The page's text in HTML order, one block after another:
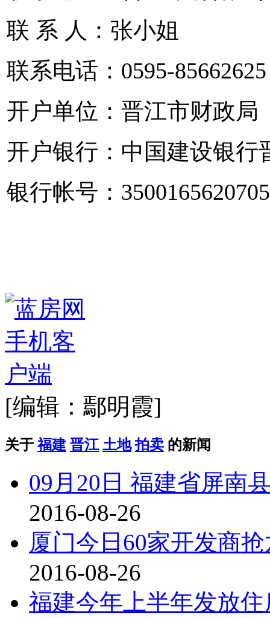
联 系 人：张小姐
联系电话：0595-85662625
开户单位：晋江市财政局
开户银行：中国建设银行
银行帐号：
[编辑：鄢明霞]
关于 福建 晋江 土地 拍卖 的新闻
09月20日 福建省屏南
2016-08-26
厦门今日60家开发商
2016-08-26
福建今年上半年发放